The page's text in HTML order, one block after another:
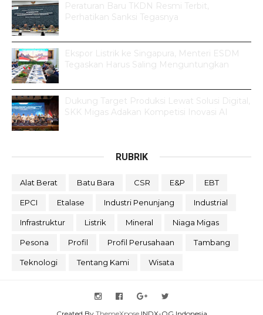
Peraturan Baru TKDN Resmi Terbit,
Perhatikan Sanksi Tegasnya
Ekspor Listrik ke Singapura, Menteri ESDM
Tegaskan Harus Saling Menguntungkan
Dukung Target Produksi Lewat Solusi Digital,
SKK Migas Adakan Kompetisi Inovasi AI
RUBRIK
Alat Berat Batu Bara CSR E&P EBT
EPCI Etalase Industri Penunjang Industrial
Infrastruktur Listrik Mineral Niaga Migas
Pesona Profil Profil Perusahaan Tambang
Teknologi Tentang Kami Wisata